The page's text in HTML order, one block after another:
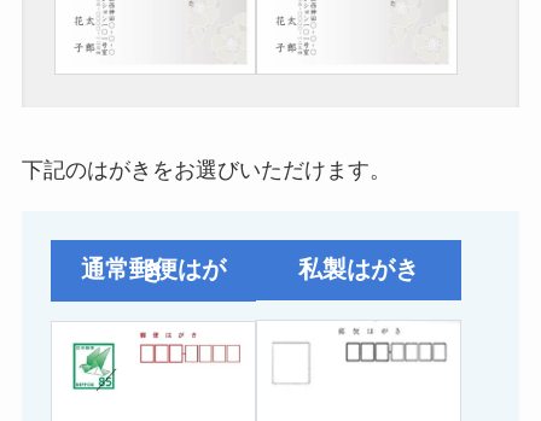
下記のはがきをお選びいただけます。
通常郵便はがき 私製はがき